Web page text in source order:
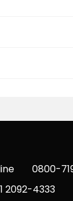
0800-
2092-4333